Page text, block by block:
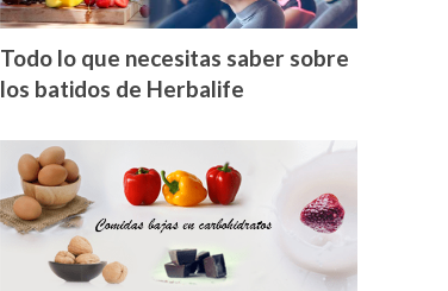
Todo lo que necesitas saber sobre
los batidos de Herbalife